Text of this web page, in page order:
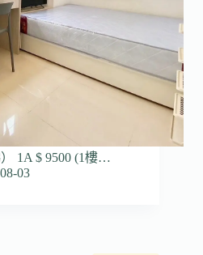
1A $ 9500 (1樓…
03